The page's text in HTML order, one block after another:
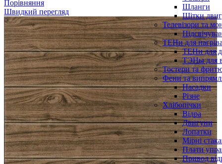
Шланги
Щітки
Телевізори та
ТЕНи для
ТЕНи для
ТЭНы для
Тостери та
Фени та
Насадки
Різне
Хлібопічки
Відра
Двигуни
Лопатки
Мірні
Плати
Привод
Порівняння
Швидкий перегляд